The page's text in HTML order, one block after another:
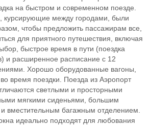
на быстром и современном поезде.
курсирующие между городами, были
чтобы предложить пассажирам все,
для приятного путешествия, включая
быстрое время в пути (поездка
и расширенное расписание с 12
Хорошо оборудованные вагоны,
время поездки. Поезда из Аэропорт
светлыми и просторными
мягкими сиденьями, большим
вместительным багажным отделением.
идеально подходят для любования